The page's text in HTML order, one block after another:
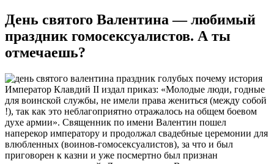
День святого Валентина — любимый
праздник гомосексуалистов. А ты
отмечаешь?
Император Клавдий II издал приказ: «Молодые люди, годные
для воинской службы, не имели права жениться (между собой
!), так как это неблагоприятно отражалось на общем боевом
духе армии». Священник по имени Валентин пошел
наперекор императору и продолжал свадебные церемонии для
влюбленных (воинов-гомосексуалистов), за что и был
приговорен к казни и уже посмертно был признан